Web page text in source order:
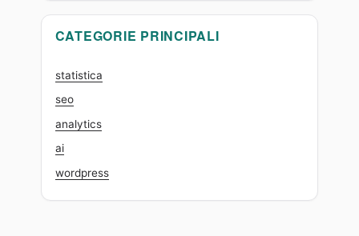
CATEGORIE PRINCIPALI
statistica
seo
analytics
ai
wordpress